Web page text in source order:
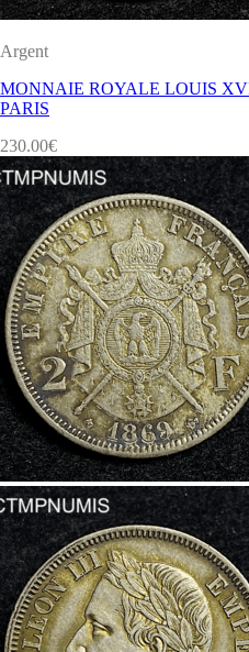
Argent
MONNAIE ROYALE LOUIS
PARIS
230.00€